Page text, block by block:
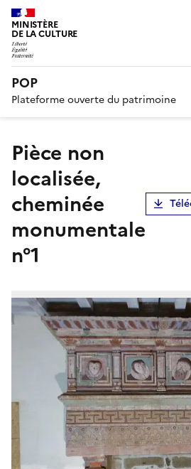
MINISTÈRE
DE LA CULTURE
POP
Plateforme ouverte du patrimoine
pièce non
localisée,
cheminée
monumentale
n°1